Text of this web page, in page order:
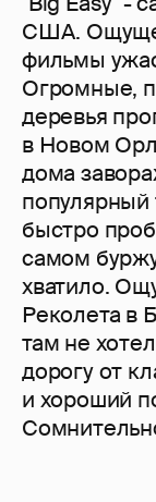
США.
фильмы
Огромные,
деревья
в Новом
дома
быстро
самом
хватило.
Реколета в
там не
дорогу от
и хороший